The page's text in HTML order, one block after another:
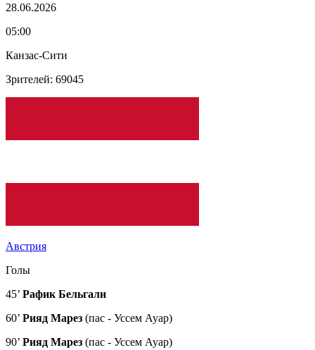
28.06.2026
05:00
Канзас-Сити
Зрителей: 69045
Австрия
Голы
45’ Рафик Бельгали
60’ Рияд Марез (пас - Уссем Ауар)
90’ Рияд Марез (пас - Уссем Ауар)